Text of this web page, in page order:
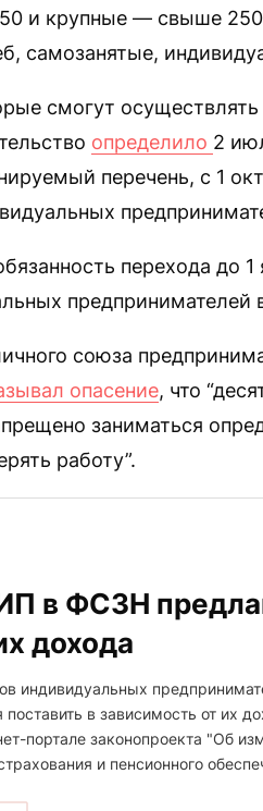
и крупные — свыше
самозанятые,
смогут
определило 2
перечень, с 1
перехода до 1
предпринимателей
союза
опасение, что
заниматься
работу”.
в ФСЗН
дохода
индивидуальных
в зависимость от их
портале законопроекта "Об
и пенсионного